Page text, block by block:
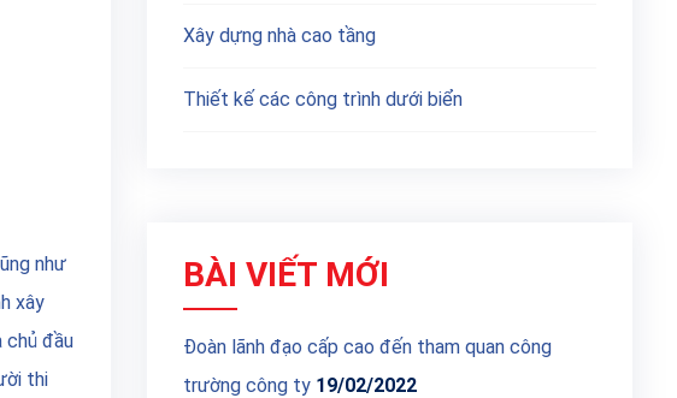
như
xây
chủ đầu
thi
Xây dựng nhà cao tầng
Thiết kế các công trình dưới biển
BÀI VIẾT MỚI
Đoàn lãnh đạo cấp cao đến tham quan công
trường công ty 19/02/2022